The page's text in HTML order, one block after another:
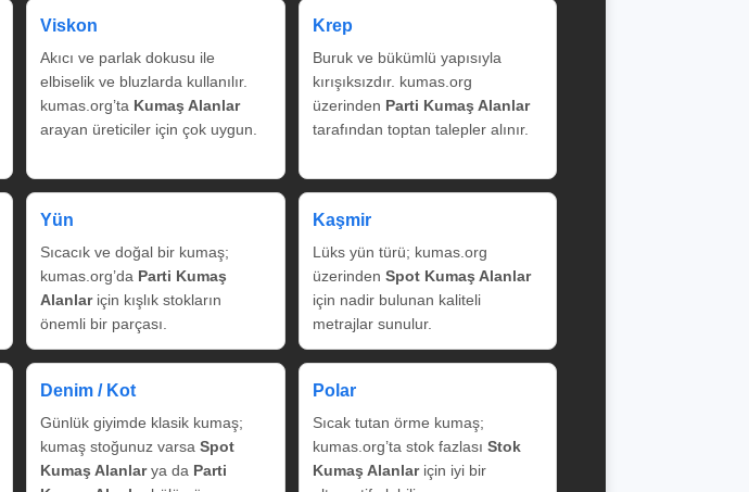
Viskon
Akıcı ve parlak dokusu ile
elbiselik ve bluzlarda kullanılır.
kumas.org’ta Kumaş Alanlar
arayan üreticiler için çok uygun.
Krep
Buruk ve bükümlü yapısıyla
kırışıksızdır. kumas.org
üzerinden Parti Kumaş Alanlar
tarafından toptan talepler alınır.
Yün
Sıcacık ve doğal bir kumaş;
kumas.org’da Parti Kumaş
Alanlariçin kışlık stokların
önemli bir parçası.
Kaşmir
Lüks yün türü; kumas.org
üzerinden Spot Kumaş Alanlar
için nadir bulunan kaliteli
metrajlar sunulur.
Denim / Kot
Günlük giyimde klasik kumaş;
kumaş stoğunuz varsa Spot
Kumaş Alanlarya da Parti
Polar
Sıcak tutan örme kumaş;
kumas.org’ta stok fazlası Stok
Kumaş Alanlariçin iyi bir